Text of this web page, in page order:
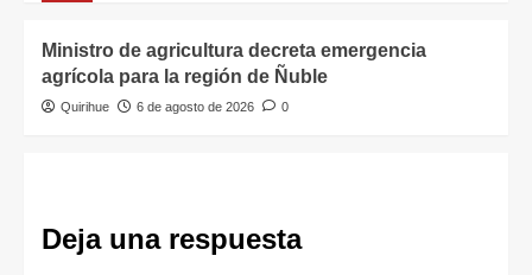
Ministro de agricultura decreta emergencia
agrícola para la región de Ñuble
Quirihue 6 de agosto de 2026 0
Deja una respuesta